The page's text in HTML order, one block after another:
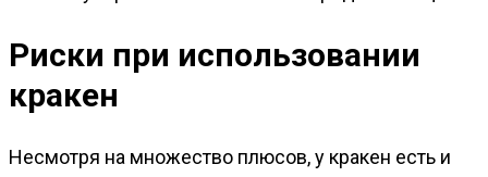
Риски при использовании
кракен
Несмотря на множество плюсов, у кракен есть и